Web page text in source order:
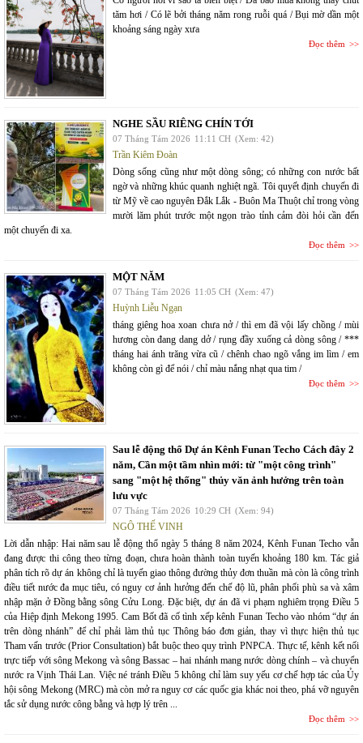
tăm hơi / Có lẽ bởi tháng năm rong ruỗi quá / Bụi mờ dần một
khoảng sáng ngày xưa
Đọc thêm
NGHE SẦU RIÊNG CHÍN TỚI
07 Tháng Tám 2026 11:11 CH (Xem: 42)
Trần Kiêm Đoàn
Dòng sống cũng như một dòng sông; có những con nước bất
ngờ và những khúc quanh nghiệt ngã. Tôi quyết định chuyến đi
từ Mỹ về cao nguyên Đắk Lắk - Buôn Ma Thuột chỉ trong vòng
mười lăm phút trước một ngọn trào tỉnh cảm đòi hỏi cần đến
một chuyến đi xa.
Đọc thêm
MỘT NĂM
07 Tháng Tám 2026 11:05 CH (Xem: 47)
Huỳnh Liễu Ngạn
tháng giêng hoa xoan chưa nở / thì em đã vội lấy chồng / mùi
hương còn đang dang dở / rụng đầy xuống cả dòng sông / ***
tháng hai ánh trăng vừa cũ / chênh chao ngõ vắng im lìm / em
không còn gì để nói / chỉ màu nắng nhạt qua tim /
Đọc thêm
Sau lễ động thổ Dự án Kênh Funan Techo Cách đây 2
năm, Cần một tầm nhìn mới: từ "một công trình"
sang "một hệ thống" thủy văn ảnh hưởng trên toàn
lưu vực
07 Tháng Tám 2026 10:29 CH (Xem: 94)
NGÔ THẾ VINH
Lời dẫn nhập: Hai năm sau lễ động thổ ngày 5 tháng 8 năm 2024, Kênh Funan Techo vẫn
đang được thi công theo từng đoạn, chưa hoàn thành toàn tuyến khoảng 180 km. Tác giả
phân tích rõ dự án không chỉ là tuyến giao thông đường thủy đơn thuần mà còn là công trình
điều tiết nước đa mục tiêu, có nguy cơ ảnh hưởng đến chế độ lũ, phân phối phù sa và xâm
nhập mặn ở Đồng bằng sông Cửu Long. Đặc biệt, dự án đã vi phạm nghiêm trọng Điều 5
của Hiệp định Mekong 1995. Cam Bốt đã cố tình xếp kênh Funan Techo vào nhóm “dự án
trên dòng nhánh” để chỉ phải làm thủ tục Thông báo đơn giản, thay vì thực hiện thủ tục
Tham vấn trước (Prior Consultation) bắt buộc theo quy trình PNPCA. Thực tế, kênh kết nối
trực tiếp với sông Mekong và sông Bassac – hai nhánh mang nước dòng chính – và chuyển
nước ra Vịnh Thái Lan. Việc né tránh Điều 5 không chỉ làm suy yếu cơ chế hợp tác của Ủy
hội sông Mekong (MRC) mà còn mở ra nguy cơ các quốc gia khác noi theo, phá vỡ nguyên
tắc sử dụng nước công bằng và hợp lý trên ...
Đọc thêm